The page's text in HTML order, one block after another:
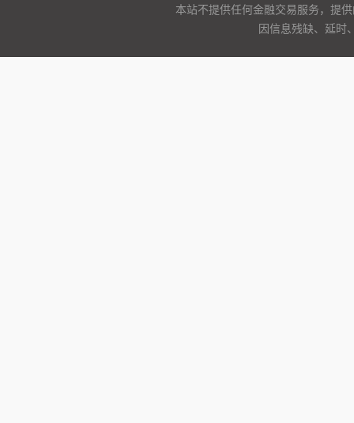
本站不提供任何金融交易服务，提
因信息残缺、延时